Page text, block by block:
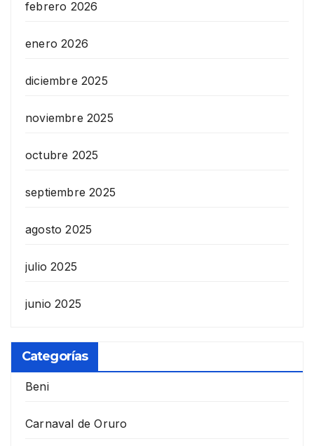
febrero 2026
enero 2026
diciembre 2025
noviembre 2025
octubre 2025
septiembre 2025
agosto 2025
julio 2025
junio 2025
Categorías
Beni
Carnaval de Oruro